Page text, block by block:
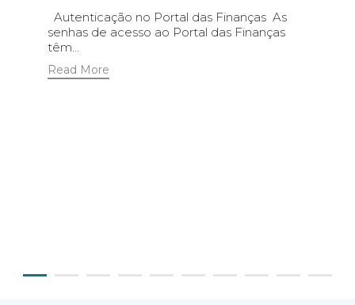
Autenticação no Portal das Finanças As
senhas de acesso ao Portal das Finanças
têm...
Read More